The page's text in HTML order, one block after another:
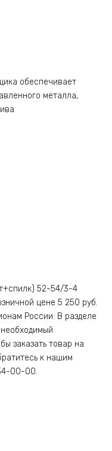
обеспечивает
металла,
52-54/3-4
цене 5 250 руб.
России. В разделе
заказать товар на
к нашим
00-00.